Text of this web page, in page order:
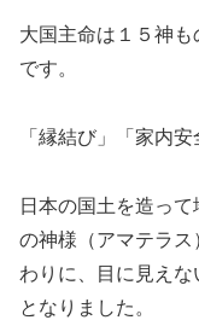
大国主命は１５神
です。
「縁結び」「家内
日本の国土を造っ
の神様（アマテラ
わりに、目に見え
となりました。